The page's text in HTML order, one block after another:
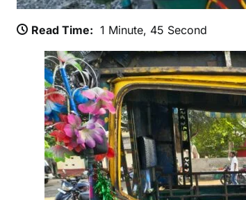
Read Time: 1 Minute, 45 Second